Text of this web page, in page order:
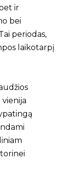
ir
bei
periodas,
laikotarpį